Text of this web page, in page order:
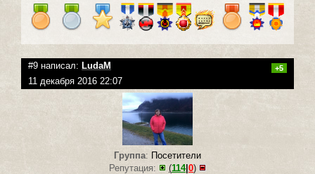
#9 написал: LudaM +5
11 декабря 2016 22:07
Группа: Посетители
Репутация:
(114| 0)